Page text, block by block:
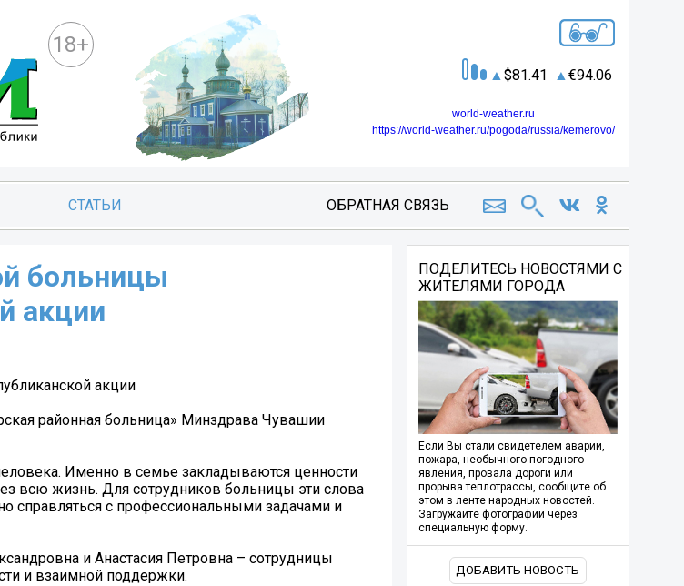
18+
81.41 94.06
world-weather.ru
https://world-weather.ru/pogoda/russia/kemerovo/
СТАТЬИ ОБРАТНАЯ СВЯЗЬ
больницы
акции
акции
районная больница» Минздрава Чувашии
Именно в семье закладываются ценности
всю жизнь. Для сотрудников больницы эти слова
справляться с профессиональными задачами и
и Анастасия Петровна – сотрудницы
и взаимной поддержки.
ПОДЕЛИТЕСЬ НОВОСТЯМИ С
ЖИТЕЛЯМИ ГОРОДА
Если Вы стали свидетелем аварии,
пожара, необычного погодного
явления, провала дороги или
прорыва теплотрассы, сообщите об
этом в ленте народных новостей.
Загружайте фотографии через
специальную форму.
ДОБАВИТЬ НОВОСТЬ